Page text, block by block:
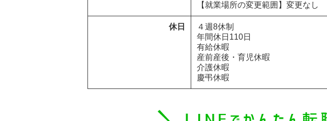
【就業場所の変更範囲】変更なし
休日
４週8休制
年間休日110日
有給休暇
産前産後・育児休暇
介護休暇
慶弔休暇